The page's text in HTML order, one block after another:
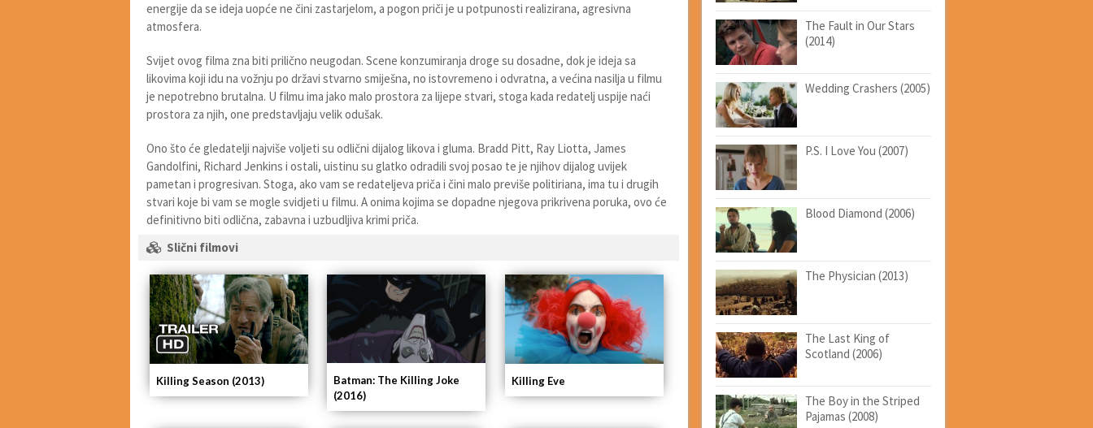
energije da se ideja uopće ne čini zastarjelom, a pogon priči je u potpunosti realizirana, agresivna
atmosfera.
Svijet ovog filma zna biti prilično neugodan. Scene konzumiranja droge su dosadne, dok je ideja sa
likovima koji idu na vožnju po državi stvarno smiješna, no istovremeno i odvratna, a većina nasilja u filmu
je nepotrebno brutalna. U filmu ima jako malo prostora za lijepe stvari, stoga kada redatelj uspije naći
prostora za njih, one predstavljaju velik odušak.
Ono što će gledatelji najviše voljeti su odlični dijalog likova i gluma. Bradd Pitt, Ray Liotta, James
Gandolfini, Richard Jenkins i ostali, uistinu su glatko odradili svoj posao te je njihov dijalog uvijek
pametan i progresivan. Stoga, ako vam se redateljeva priča i čini malo previše politiriana, ima tu i drugih
stvari koje bi vam se mogle svidjeti u filmu. A onima kojima se dopadne njegova prikrivena poruka, ovo će
definitivno biti odlična, zabavna i uzbudljiva krimi priča.
Slični filmovi
Killing Eve
Batman: The Killing Joke
(2016)
Killing Season (2013)
The Fault in Our Stars
(2014)
Wedding Crashers (2005)
P.S. I Love You (2007)
Blood Diamond (2006)
The Physician (2013)
The Last King of
Scotland (2006)
The Boy in the Striped
Pajamas (2008)